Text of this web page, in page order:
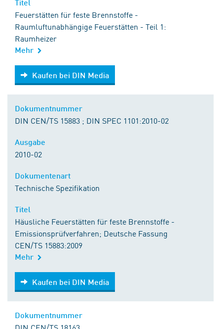
Feuerstätten für feste Brennstoffe -
Raumluftunabhängige Feuerstätten - Teil 1:
Raumheizer
Mehr
Kaufen bei DIN Media
Kaufen bei DIN Media
DIN CEN/TS 15883 ; DIN SPEC 1101:2010-02
2010-02
Technische Spezifikation
Häusliche Feuerstätten für feste Brennstoffe -
Emissionsprüfverfahren; Deutsche Fassung
CEN/TS 15883:2009
Mehr
Kaufen bei DIN Media
Kaufen bei DIN Media